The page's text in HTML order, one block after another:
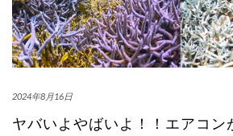
2024年8月16日
ヤバいよやばいよ！！エアコン